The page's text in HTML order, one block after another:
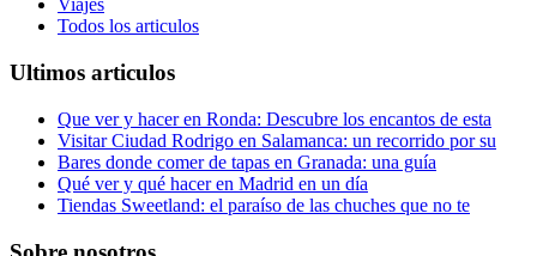
Viajes
Todos los articulos
Ultimos articulos
Que ver y hacer en Ronda: Descubre los encantos de esta
Visitar Ciudad Rodrigo en Salamanca: un recorrido por su
Bares donde comer de tapas en Granada: una guía
Qué ver y qué hacer en Madrid en un día
Tiendas Sweetland: el paraíso de las chuches que no te